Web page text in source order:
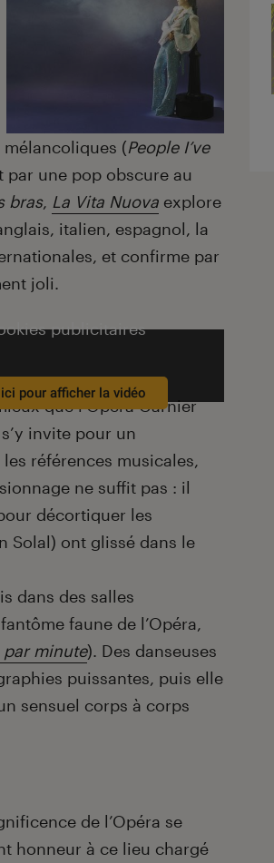
mélancoliques (People I’ve
une pop obscure au
bras, La Vita Nuova explore
italien, espagnol, la
et confirme par
joli.
publicitaires
pour afficher la vidéo
que l’Opéra Garnier
invite pour un
références musicales,
ne suffit pas : il
décortiquer les
Solal) ont glissé dans le
dans des salles
fantôme faune de l’Opéra,
par minute). Des danseuses
puissantes, puis elle
sensuel corps à corps
de l’Opéra se
honneur à ce lieu chargé